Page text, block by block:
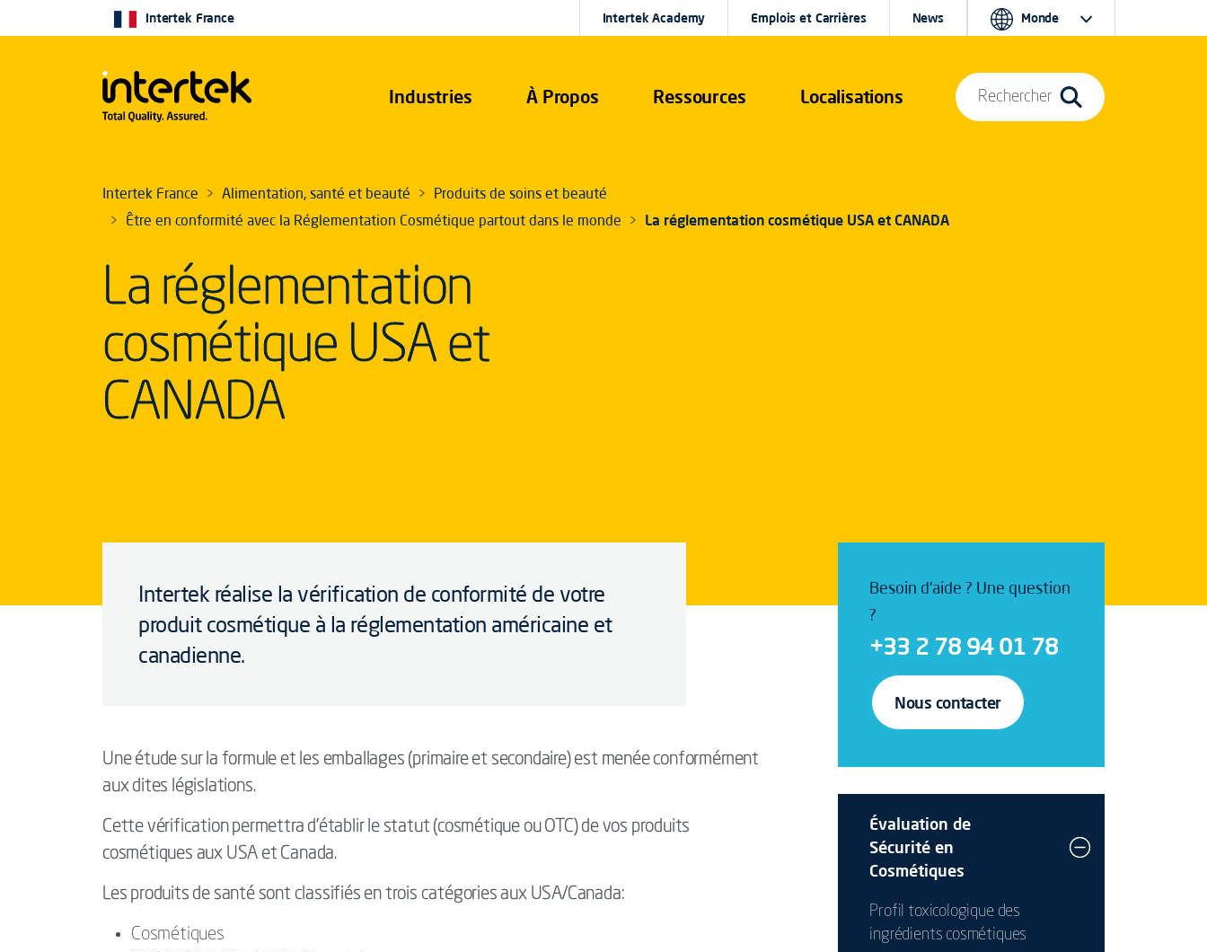
Industries À Propos Ressources Localisations
Intertek France Intertek Academy Emplois et Carrières News Monde
Rechercher
Intertek France Alimentation, santé et beauté
Produits de soins et beauté
Être en conformité avec la Réglementation Cosmétique partout dans le monde
La réglementation cosmétique USA et CANADA
La réglementation
cosmétique USA et
CANADA
Intertek réalise la vérification de conformité de votre
produit cosmétique à la réglementation américaine et
canadienne.
Une étude sur la formule et les emballages (primaire et secondaire) est menée conformément
aux dites législations.
Cette vérification permettra d’établir le statut (cosmétique ou OTC) de vos produits
cosmétiques aux USA et Canada.
Les produits de santé sont classifiés en trois catégories aux USA/Canada:
Cosmétiques
Besoin d'aide ? Une question
?
+33 2 78 94 01 78
Nous contacter
Évaluation de
Sécurité en
Cosmétiques
Profil toxicologique des
ingrédients cosmétiques